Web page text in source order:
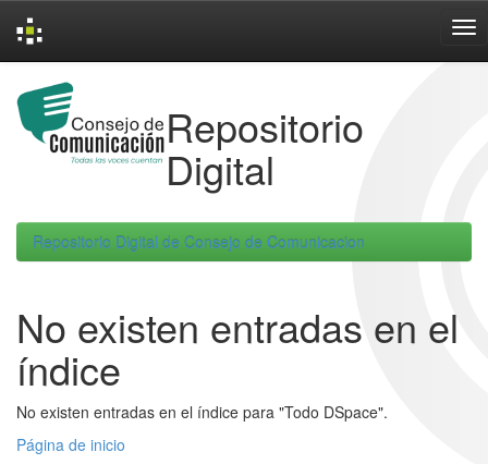
navigation
Repositorio
Digital
Repositorio Digital de Consejo de Comunicacion
No existen entradas en el
índice
No existen entradas en el índice para "Todo DSpace".
Página de inicio